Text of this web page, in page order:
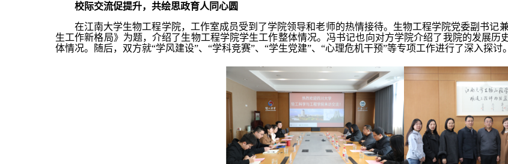
校际交流促提升，共绘思政育人同心圆
在江南大学生物工程学院，工作室成员受到了学院领导和老师的热情接待。生物工程学院党委副书
生工作新格局》为题，介绍了生物工程学院学生工作整体情况。冯书记也向对方学院介绍了我院的发展
体情况。随后，双方就“学风建设”、“学科竞赛”、“学生党建”、“心理危机干预”等专项工作进行了深入探讨。